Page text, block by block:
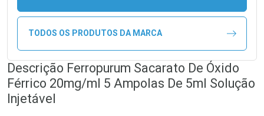
TODOS OS PRODUTOS DA MARCA
Descrição Ferropurum Sacarato De Óxido
Férrico 20mg/ml 5 Ampolas De 5ml Solução
Injetável